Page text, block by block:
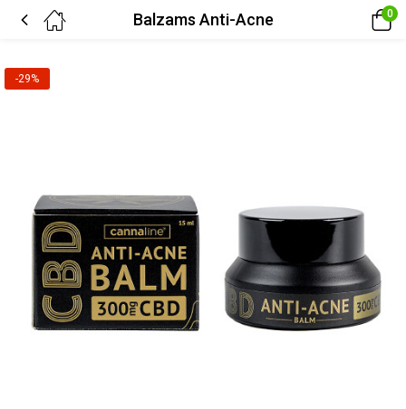
Balzams Anti-Acne 0
-29%